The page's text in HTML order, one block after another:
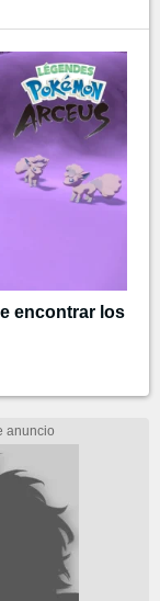
encontrar los